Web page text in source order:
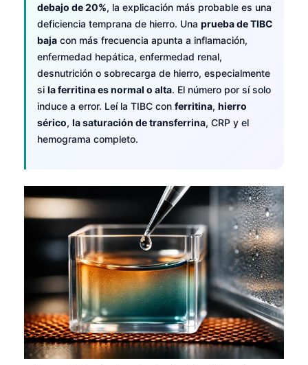
debajo de 20%, la explicación más probable es una
deficiencia temprana de hierro. Una prueba de TIBC
baja con más frecuencia apunta a inflamación,
enfermedad hepática, enfermedad renal,
desnutrición o sobrecarga de hierro, especialmente
si la ferritina es normal o alta. El número por sí solo
induce a error. Leí la TIBC con ferritina, hierro
sérico, la saturación de transferrina, CRP y el
hemograma completo.